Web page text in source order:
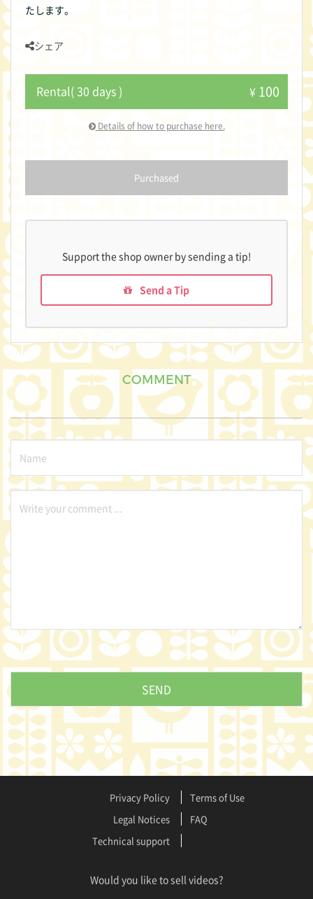
たします。
シェア
Rental( 30 days ) ¥ 100
Details of how to purchase here.
Purchased
Support the shop owner by sending a tip!
Send a Tip
COMMENT
Privacy Policy
Terms of Use
Legal Notices
FAQ
Technical support
Would you like to sell videos?